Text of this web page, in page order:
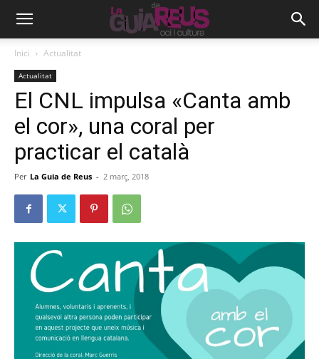
Inici Actualitat
Actualitat
El CNL impulsa «Canta amb
el cor», una coral per
practicar el català
Per La Guia de Reus - 2 març, 2018